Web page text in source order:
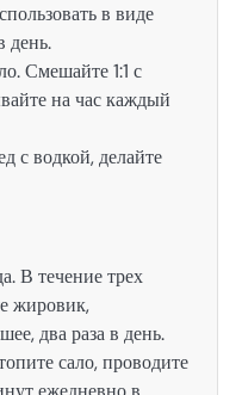
в виде
день.
Смешайте 1:1 с
на час каждый
с водкой, делайте
В течение трех
жировик,
два раза в день.
сало, проводите